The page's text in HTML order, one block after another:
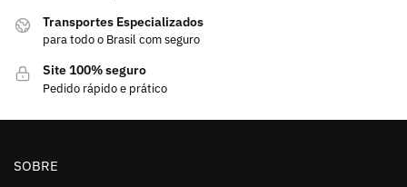
Transportes Especializados
para todo o Brasil com seguro
Site 100% seguro
Pedido rápido e prático
SOBRE